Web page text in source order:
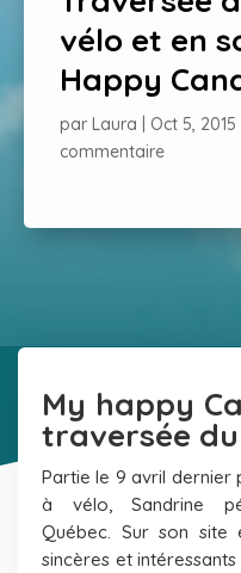
vélo et en
Happy
par Laura Oct 5, 2015
commentaire
My happy
traversée
Partie le 9 avril dernier
à vélo, Sandrine
Québec. Sur son
sincères et